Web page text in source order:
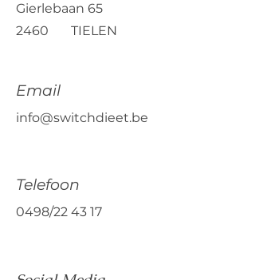
Gierlebaan 65
2460 TIELEN
Email
info@switchdieet.be
Telefoon
0498/22 43 17